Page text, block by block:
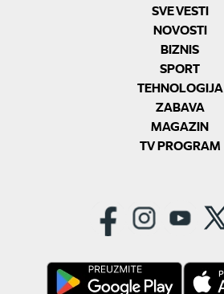
SVE VESTI
NOVOSTI
BIZNIS
SPORT
TEHNOLOGIJA
ZABAVA
MAGAZIN
TV PROGRAM